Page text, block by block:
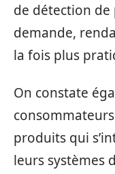
de détection
demande,
la fois plus
On constate
produits qui
leurs systèmes